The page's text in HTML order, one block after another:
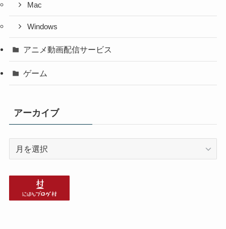
Mac
Windows
アニメ動画配信サービス
ゲーム
アーカイブ